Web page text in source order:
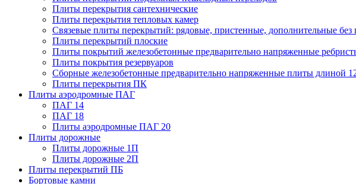
Плиты перекрытия сантехнические
Плиты перекрытия тепловых камер
Связевые плиты перекрытий: рядовые, пристенные, дополнительные без
Плиты перекрытий плоские
Плиты покрытий железобетонные предварительно напряженные
Плиты покрытия резервуаров
Сборные железобетонные предварительно напряженные плиты длиной
Плиты перекрытия ПК
Плиты аэродромные ПАГ
ПАГ 14
ПАГ 18
Плиты аэродромные ПАГ 20
Плиты дорожные
Плиты дорожные 1П
Плиты дорожные 2П
Плиты перекрытий ПБ
Бортовые камни